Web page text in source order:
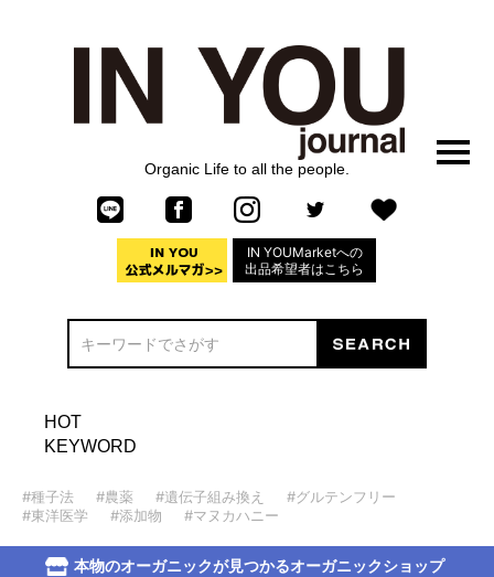
Organic Life to all the people.
IN YOUMarketへの
出品希望者はこちら
HOT
KEYWORD
#種子法 #農薬 #遺伝子組み換え
#グルテンフリー
#東洋医学
#添加物 #マヌカハニー
本物のオーガニックが見つかるオーガニックショップ